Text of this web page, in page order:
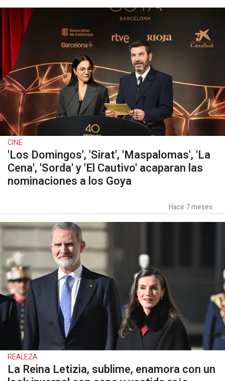
CINE
'Los Domingos', 'Sirat', 'Maspalomas', 'La
Cena', 'Sorda' y 'El Cautivo' acaparan las
nominaciones a los Goya
Hace 7 meses
REALEZA
La Reina Letizia, sublime, enamora con un